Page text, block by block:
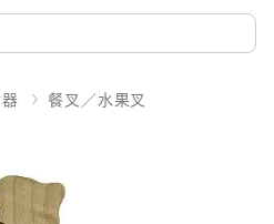
餐叉／水果叉